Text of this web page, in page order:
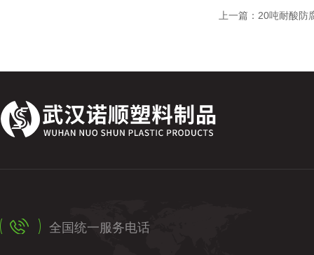
上一篇： 20吨耐酸防
全国统一服务电话